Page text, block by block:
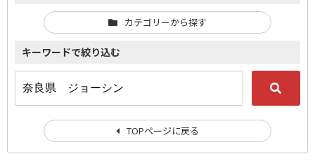
カテゴリーから探す
キーワードで絞り込む
TOPページに戻る